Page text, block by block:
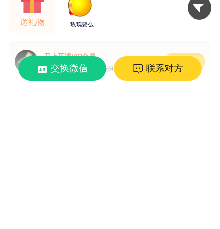
送礼物 玫瑰要么
马上开通VIP会员
获得更多的曝光，畅通无阻交友~
交换微信 联系对方